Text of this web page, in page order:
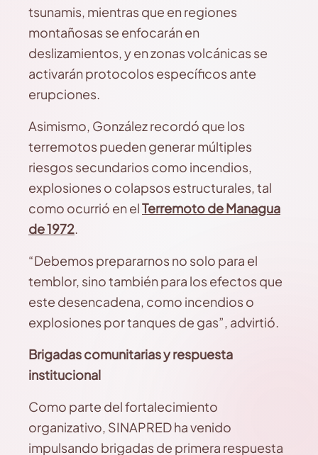
tsunamis, mientras que en regiones
montañosas se enfocarán en
deslizamientos, y en zonas volcánicas se
activarán protocolos específicos ante
erupciones.
Asimismo, González recordó que los
terremotos pueden generar múltiples
riesgos secundarios como incendios,
explosiones o colapsos estructurales, tal
como ocurrió en elTerremoto de Managua
de 1972.
“Debemos prepararnos no solo para el
temblor, sino también para los efectos que
este desencadena, como incendios o
explosiones por tanques de gas”, advirtió.
Brigadas comunitarias y respuesta
institucional
Como parte del fortalecimiento
organizativo, SINAPRED ha venido
impulsando brigadas de primera respuesta